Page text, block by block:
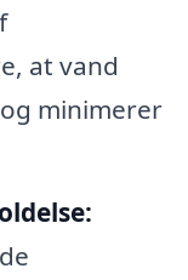
at vand
minimerer